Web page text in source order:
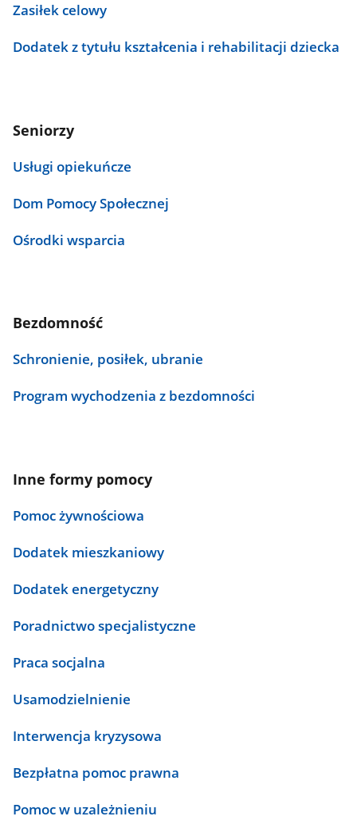
Zasiłek celowy
Dodatek z tytułu kształcenia i rehabilitacji dziecka
Seniorzy
Usługi opiekuńcze
Dom Pomocy Społecznej
Ośrodki wsparcia
Bezdomność
Schronienie, posiłek, ubranie
Program wychodzenia z bezdomności
Inne formy pomocy
Pomoc żywnościowa
Dodatek mieszkaniowy
Dodatek energetyczny
Poradnictwo specjalistyczne
Praca socjalna
Usamodzielnienie
Interwencja kryzysowa
Bezpłatna pomoc prawna
Pomoc w uzależnieniu